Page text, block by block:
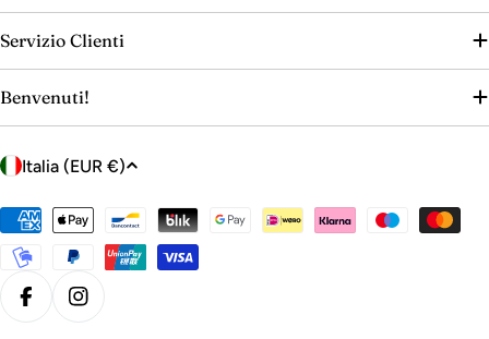
Servizio Clienti
Benvenuti!
P
e
/
Italia (EUR €)
Metodi
di
pagamento
FacebookInstagram